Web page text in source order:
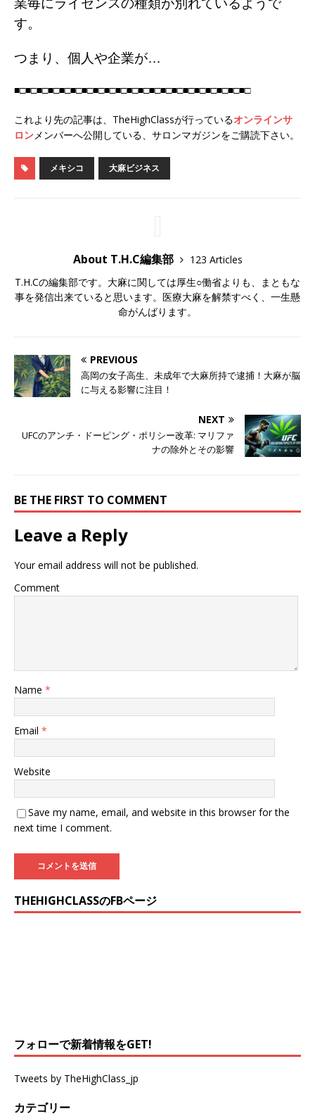
業毎にライセンスの種類が別れているようで
す。
つまり、個人や企業が…
■□■□■□■□■□■□■□■□■□■□■□■□■□■□■□■□■□■□■□■□■□
これより先の記事は、TheHighClassが行っているオンラインサ
ロンメンバーへ公開している、サロンマガジンをご購読下さい。
メキシコ 大麻ビジネス
About T.H.C編集部
123 Articles
T.H.Cの編集部です。大麻に関しては厚生○働省よりも、まともな
事を発信出来ていると思います。医療大麻を解禁すべく、一生懸
命がんばります。
PREVIOUS
高岡の女子高生、未成年で大麻所持で逮捕！大麻が脳
に与える影響に注目！
NEXT
UFCのアンチ・ドーピング・ポリシー改革: マリファ
ナの除外とその影響
BE THE FIRST TO COMMENT
Leave a Reply
Your email address will not be published.
Comment
Name *
Email *
Website
Save my name, email, and website in this browser for the
next time I comment.
THEHIGHCLASSのFBページ
フォローで新着情報をGET!
Tweets by TheHighClass_jp
カテゴリー